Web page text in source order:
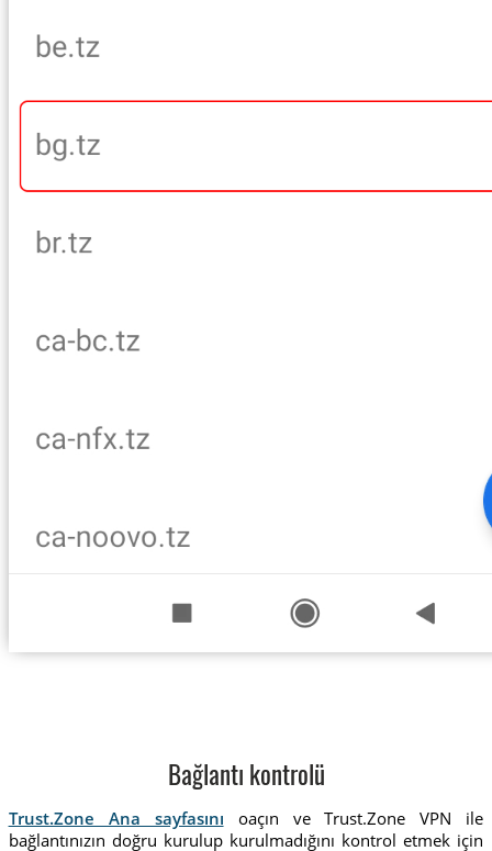
Bağlantı kontrolü
Trust.Zone Ana sayfasını oaçın ve Trust.Zone VPN ile
bağlantınızın doğru kurulup kurulmadığını kontrol etmek için